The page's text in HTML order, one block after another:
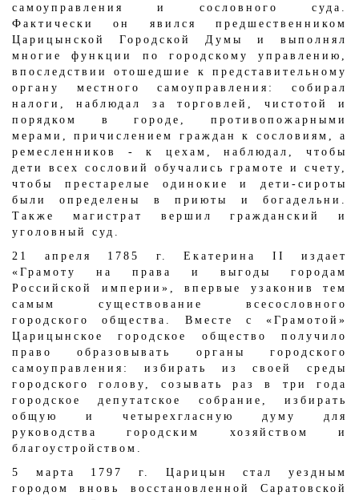
самоуправления и сословного суда.
Фактически он явился предшественником
Царицынской Городской Думы и выполнял
многие функции по городскому управлению,
впоследствии отошедшие к представительному
органу местного самоуправления: собирал
налоги, наблюдал за торговлей, чистотой и
порядком в городе, противопожарными
мерами, причислением граждан к сословиям, а
ремесленников - к цехам, наблюдал, чтобы
дети всех сословий обучались грамоте и счету,
чтобы престарелые одинокие и дети-сироты
были определены в приюты и богадельни.
Также магистрат вершил гражданский и
уголовный суд.
21 апреля 1785 г. Екатерина II издает
«Грамоту на права и выгоды городам
Российской империи», впервые узаконив тем
самым существование всесословного
городского общества. Вместе с «Грамотой»
Царицынское городское общество получило
право образовывать органы городского
самоуправления: избирать из своей среды
городского голову, созывать раз в три года
городское депутатское собрание, избирать
общую и четырехгласную думу для
руководства городским хозяйством и
благоустройством.
5 марта 1797 г. Царицын стал уездным
городом вновь восстановленной Саратовской